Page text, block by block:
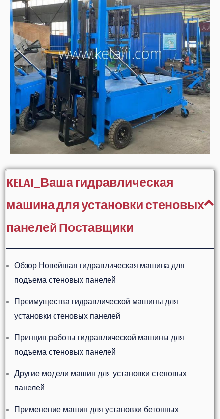
KELAI_Ваша гидравлическая
машина для установки стеновых
панелей Поставщики
Обзор Новейшая гидравлическая машина для
подъема стеновых панелей
Преимущества гидравлической машины для
установки стеновых панелей
Принцип работы гидравлической машины для
подъема стеновых панелей
Другие модели машин для установки стеновых
панелей
Применение машин для установки бетонных